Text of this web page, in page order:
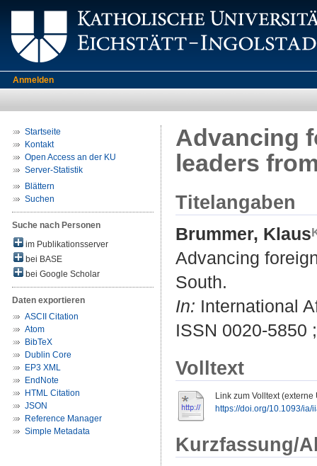
Anmelden
Startseite
Kontakt
Open Access an der KU
Server-Statistik
Blättern
Suchen
Suche nach Personen
im Publikationsserver
bei BASE
bei Google Scholar
Daten exportieren
ASCII Citation
Atom
BibTeX
Dublin Core
EP3 XML
EndNote
HTML Citation
JSON
Reference Manager
Simple Metadata
Advancing
leaders
Titelangaben
Brummer, Klaus
Advancing
South.
In: International
ISSN 0020-5850
Volltext
Link zum Volltext (externe
https://doi.org/10.1093/ia/
Kurzfassung/